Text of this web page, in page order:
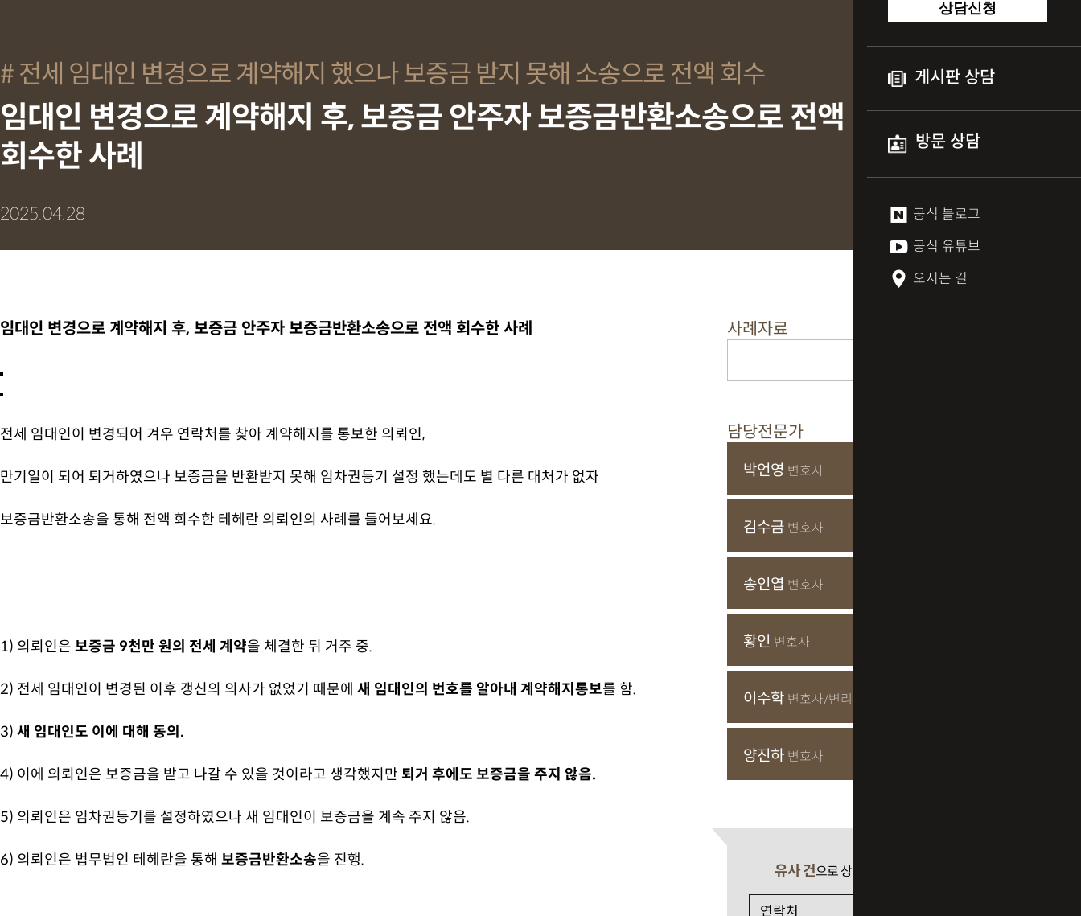
상담신청
게시판 상담
방문 상담
공식 블로그
공식 유튜브
오시는 길
전세 임대인 변경으로 계약해지 했으나 보증금 받지 못해 소송으로 전액 회수
임대인 변경으로 계약해지 후, 보증금 안주자 보증금반환소송으로 전액
회수한 사례
2025.04.28
임대인 변경으로 계약해지 후, 보증금 안주자 보증금반환소송으로 전액 회수한 사례
전세 임대인이 변경되어 겨우 연락처를 찾아 계약해지를 통보한 의뢰인,
만기일이 되어 퇴거하였으나 보증금을 반환받지 못해 임차권등기 설정 했는데도 별 다른 대처가 없자
보증금반환소송을 통해 전액 회수한 테헤란 의뢰인의 사례를 들어보세요.
1) 의뢰인은 보증금 9천만 원의 전세 계약을 체결한 뒤 거주 중.
2) 전세 임대인이 변경된 이후 갱신의 의사가 없었기 때문에 새 임대인의 번호를 알아내 계약해지통보를 함.
3) 새 임대인도 이에 대해 동의.
4) 이에 의뢰인은 보증금을 받고 나갈 수 있을 것이라고 생각했지만 퇴거 후에도 보증금을 주지 않음.
5) 의뢰인은 임차권등기를 설정하였으나 새 임대인이 보증금을 계속 주지 않음.
6) 의뢰인은 법무법인 테헤란을 통해 보증금반환소송을 진행.
사례자료
담당전문가
박언영 변호사
김수금 변호사
송인엽 변호사
황인 변호사
이수학 변호사/변리사
양진하 변호사
유사 건으로 상담 필요 시